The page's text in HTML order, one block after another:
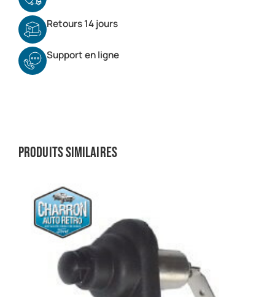
Retours 14 jours
Support en ligne
Produits similaires